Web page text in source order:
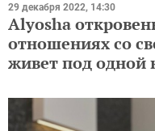
29 декабря 2022, 14:30
Alyosha
отношениях со
живет под